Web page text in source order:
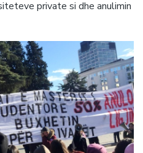
private si dhe anulimin